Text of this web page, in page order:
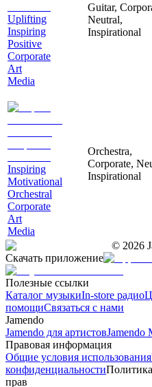
Uplifting
Inspiring
Positive
Corporate
Art
Media
Guitar,
Neutral,
Inspirational
Inspiring
Motivational
Orchestral
Corporate
Art
Media
Orchestra,
Corporate,
Inspirational
© 2026
Скачать приложение
Полезные ссылки
Каталог музыкиIn-store радио
помощиСвязаться с нами
Jamendo
Jamendo для артистовJamendo
Правовая информация
Общие условия использования
конфиденциальности
прав